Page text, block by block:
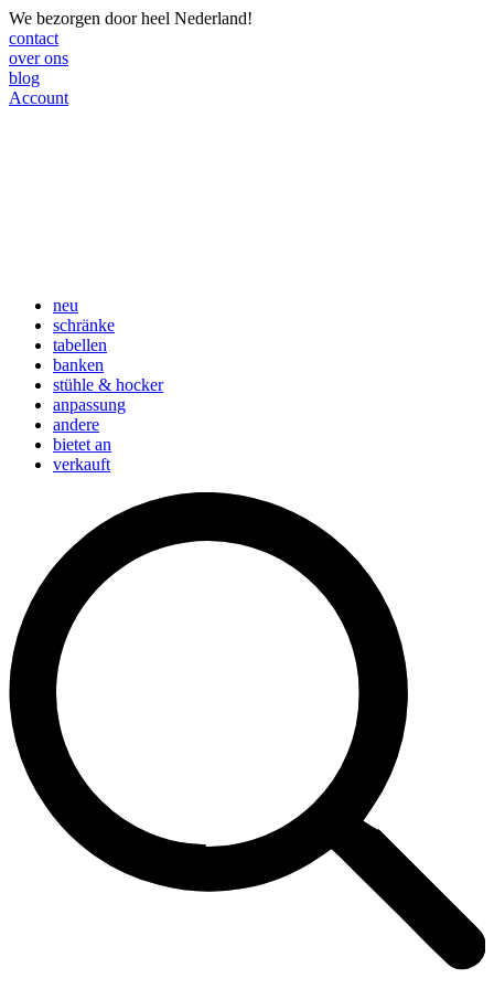
We bezorgen door heel Nederland!
contact
over ons
blog
Account
neu
schränke
tabellen
banken
stühle & hocker
anpassung
andere
bietet an
verkauft